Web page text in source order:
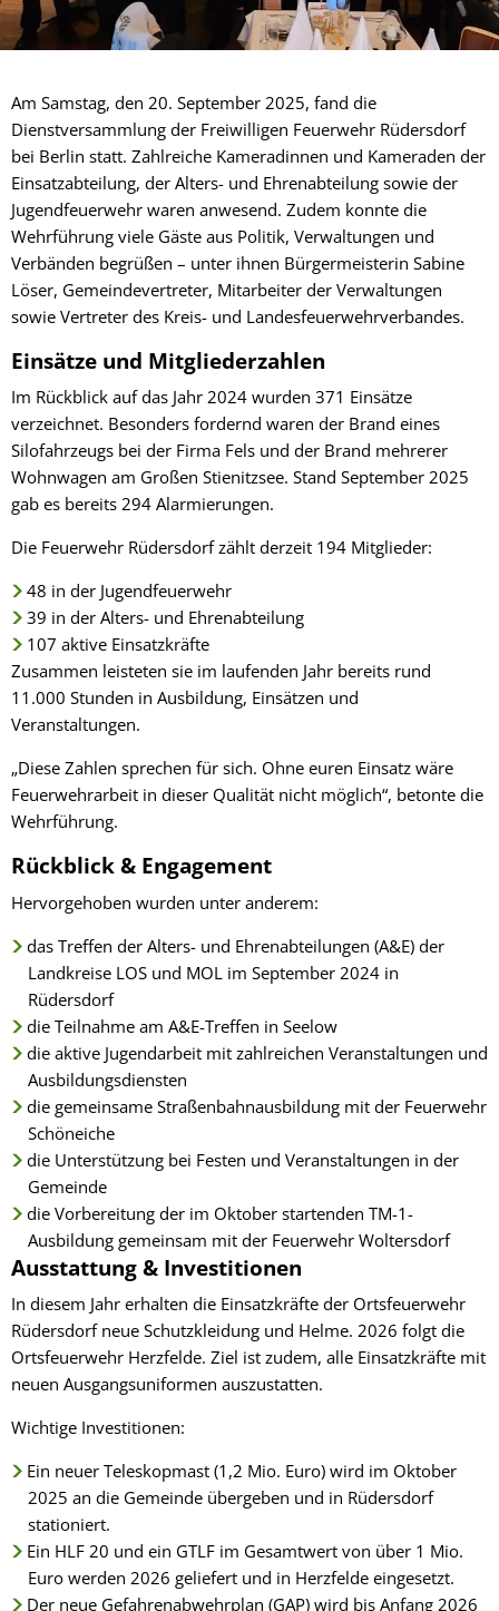
Am Samstag, den 20. September 2025, fand die
Dienstversammlung der Freiwilligen Feuerwehr Rüdersdorf
bei Berlin statt. Zahlreiche Kameradinnen und Kameraden der
Einsatzabteilung, der Alters- und Ehrenabteilung sowie der
Jugendfeuerwehr waren anwesend. Zudem konnte die
Wehrführung viele Gäste aus Politik, Verwaltungen und
Verbänden begrüßen – unter ihnen Bürgermeisterin Sabine
Löser, Gemeindevertreter, Mitarbeiter der Verwaltungen
sowie Vertreter des Kreis- und Landesfeuerwehrverbandes.
Einsätze und Mitgliederzahlen
Im Rückblick auf das Jahr 2024 wurden 371 Einsätze
verzeichnet. Besonders fordernd waren der Brand eines
Silofahrzeugs bei der Firma Fels und der Brand mehrerer
Wohnwagen am Großen Stienitzsee. Stand September 2025
gab es bereits 294 Alarmierungen.
Die Feuerwehr Rüdersdorf zählt derzeit 194 Mitglieder:
48 in der Jugendfeuerwehr
39 in der Alters- und Ehrenabteilung
107 aktive Einsatzkräfte
Zusammen leisteten sie im laufenden Jahr bereits rund
11.000 Stunden in Ausbildung, Einsätzen und
Veranstaltungen.
„Diese Zahlen sprechen für sich. Ohne euren Einsatz wäre
Feuerwehrarbeit in dieser Qualität nicht möglich“, betonte die
Wehrführung.
Rückblick & Engagement
Hervorgehoben wurden unter anderem:
das Treffen der Alters- und Ehrenabteilungen (A&E) der
Landkreise LOS und MOL im September 2024 in
Rüdersdorf
die Teilnahme am A&E-Treffen in Seelow
die aktive Jugendarbeit mit zahlreichen Veranstaltungen und
Ausbildungsdiensten
die gemeinsame Straßenbahnausbildung mit der Feuerwehr
Schöneiche
die Unterstützung bei Festen und Veranstaltungen in der
Gemeinde
die Vorbereitung der im Oktober startenden TM-1-
Ausbildung gemeinsam mit der Feuerwehr Woltersdorf
Ausstattung & Investitionen
In diesem Jahr erhalten die Einsatzkräfte der Ortsfeuerwehr
Rüdersdorf neue Schutzkleidung und Helme. 2026 folgt die
Ortsfeuerwehr Herzfelde. Ziel ist zudem, alle Einsatzkräfte mit
neuen Ausgangsuniformen auszustatten.
Wichtige Investitionen:
Ein neuer Teleskopmast (1,2 Mio. Euro) wird im Oktober
2025 an die Gemeinde übergeben und in Rüdersdorf
stationiert.
Ein HLF 20 und ein GTLF im Gesamtwert von über 1 Mio.
Euro werden 2026 geliefert und in Herzfelde eingesetzt.
Der neue Gefahrenabwehrplan (GAP) wird bis Anfang 2026